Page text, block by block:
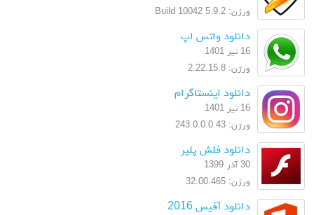
ورژن: 5.9.2 Build 10042
دانلود واتس اپ
16 تیر 1401
ورژن: 2.22.15.8
دانلود اینستاگرام
16 تیر 1401
ورژن: 243.0.0.0.43
دانلود فلش پلیر
30 آذر 1399
ورژن: 32.00.465
دانلود آفیس 2016